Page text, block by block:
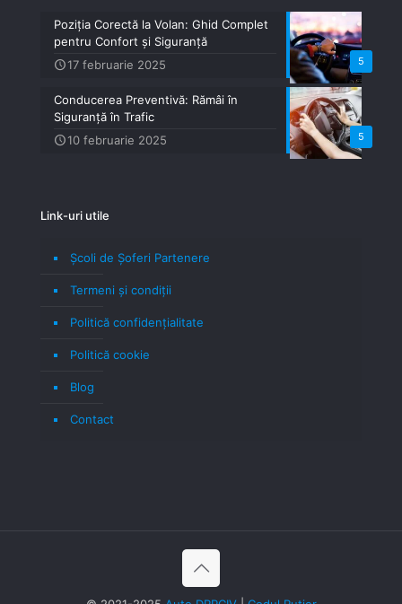
5
Poziția Corectă la Volan: Ghid Complet
pentru Confort și Siguranță
17 februarie 2025
5
Conducerea Preventivă: Rămâi în
Siguranță în Trafic
10 februarie 2025
Link-uri utile
Școli de Șoferi Partenere
Termeni şi condiţii
Politică confidenţialitate
Politică cookie
Blog
Contact